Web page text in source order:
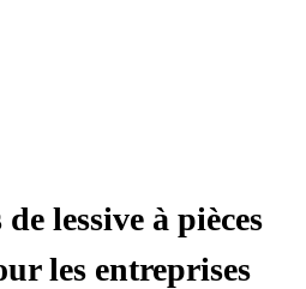
lessive à pièces
les entreprises